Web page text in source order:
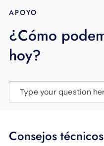
BLOG
APOYO
APOYO
¿Cómo
hoy?
Type your question
Consejos